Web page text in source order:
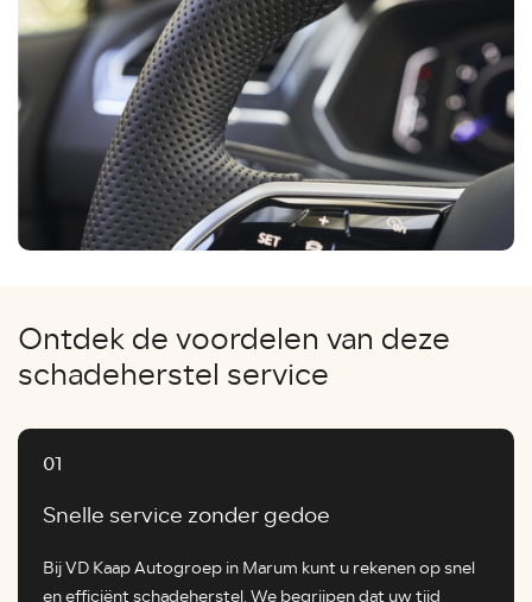
Ontdek de voordelen van deze
schadeherstel service
01
Snelle service zonder gedoe
Bij VD Kaap Autogroep in Marum kunt u rekenen op snel
en efficiënt schadeherstel. We begrijpen dat uw tijd